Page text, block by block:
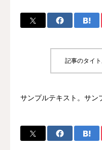
記事のタイ
サンプルテキスト。サン